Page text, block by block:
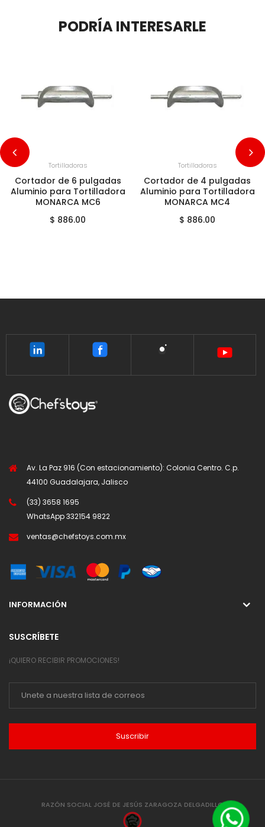
PODRÍA INTERESARLE
+ AGREGAR AL CARRITO
Tortilladoras
Cortador de 6 pulgadas
Aluminio para Tortilladora
MONARCA MC6
$ 886.00
AGREGAR AL CARRITO
Tortilladoras
Cortador de 4 pulgadas
Aluminio para Tortilladora
MONARCA MC4
$ 886.00
Av. La Paz 916 (Con estacionamiento): Colonia Centro. C.p.
44100 Guadalajara, Jalisco
(33) 3658 1695
WhatsApp332154 9822
ventas@chefstoys.com.mx
INFORMACIÓN
SUSCRÍBETE
¡QUIERO RECIBIR PROMOCIONES!
Suscribir
RAZÓN SOCIAL JOSÉ DE JESÚS ZARAGOZA DELGADILLO